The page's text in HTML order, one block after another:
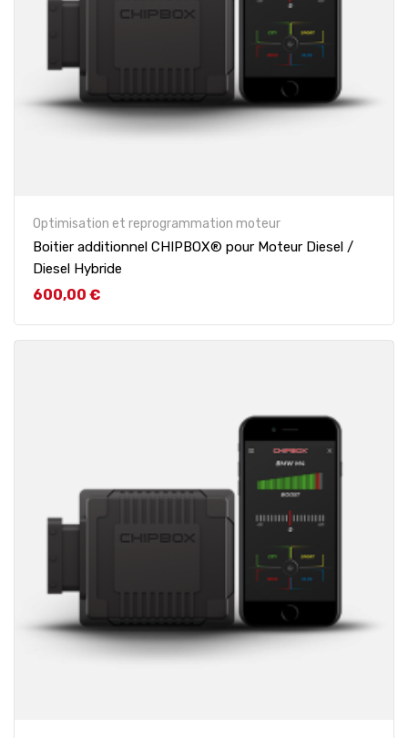
Optimisation et reprogrammation moteur
Boitier additionnel CHIPBOX® pour Moteur Diesel /
Diesel Hybride
Prix
600,00 €